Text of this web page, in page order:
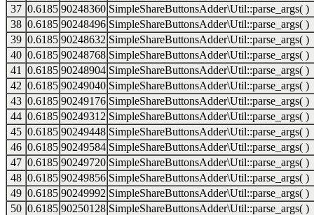
37 0.6185 90248360 SimpleShareButtonsAdder\Util::parse_args( )
38 0.6185 90248496 SimpleShareButtonsAdder\Util::parse_args( )
39 0.6185 90248632 SimpleShareButtonsAdder\Util::parse_args( )
40 0.6185 90248768 SimpleShareButtonsAdder\Util::parse_args( )
41
0.6185 90248904 SimpleShareButtonsAdder\Util::parse_args( )
42 0.6185 90249040 SimpleShareButtonsAdder\Util::parse_args( )
43 0.6185 90249176 SimpleShareButtonsAdder\Util::parse_args( )
44 0.6185 90249312 SimpleShareButtonsAdder\Util::parse_args( )
45 0.6185 90249448 SimpleShareButtonsAdder\Util::parse_args( )
46 0.6185 90249584 SimpleShareButtonsAdder\Util::parse_args( )
47 0.6185 90249720 SimpleShareButtonsAdder\Util::parse_args( )
48 0.6185 90249856 SimpleShareButtonsAdder\Util::parse_args( )
49 0.6185 90249992 SimpleShareButtonsAdder\Util::parse_args( )
50 0.6185 90250128 SimpleShareButtonsAdder\Util::parse_args( )